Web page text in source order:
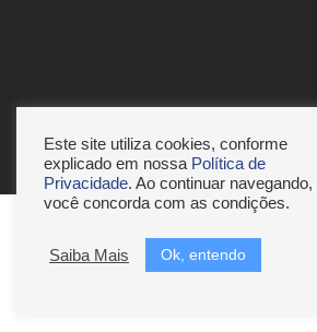
Este site utiliza cookies, conforme
explicado em nossa Política de
Privacidade. Ao continuar navegando,
você concorda com as condições.
Saiba Mais Ok, entendo